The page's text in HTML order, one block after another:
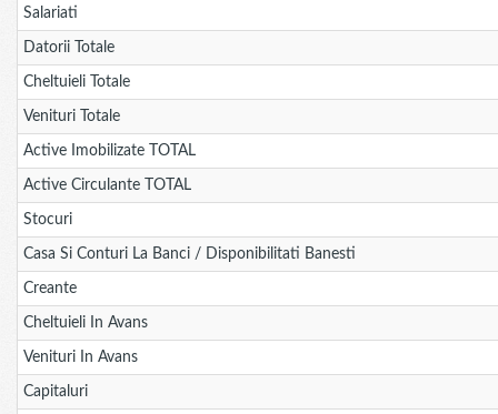
Salariati
Datorii Totale
Cheltuieli Totale
Venituri Totale
Active Imobilizate TOTAL
Active Circulante TOTAL
Stocuri
Casa Si Conturi La Banci / Disponibilitati Banesti
Creante
Cheltuieli In Avans
Venituri In Avans
Capitaluri